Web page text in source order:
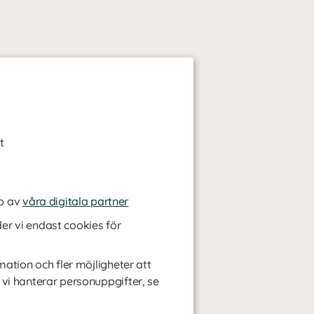
avvåra digitala partner
vi endast cookies för
och fler möjligheter att
hanterar personuppgifter, se